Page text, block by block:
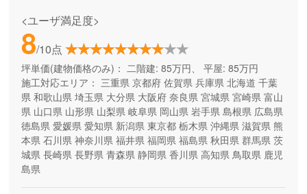
<ユーザ満足度>
8/10点
坪単価(建物価格のみ)： 二階建: 85万円、 平屋: 85万円
施工対応エリア： 三重県 京都府 佐賀県 兵庫県 北海道 千葉
県 和歌山県 埼玉県 大分県 大阪府 奈良県 宮城県 宮崎県 富山
県 山口県 山形県 山梨県 岐阜県 岡山県 岩手県 島根県 広島県
徳島県 愛媛県 愛知県 新潟県 東京都 栃木県 沖縄県 滋賀県 熊
本県 石川県 神奈川県 福井県 福岡県 福島県 秋田県 群馬県 茨
城県 長崎県 長野県 青森県 静岡県 香川県 高知県 鳥取県 鹿児
島県